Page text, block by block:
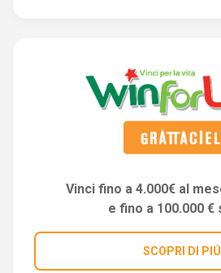
Vinci fino a 4.000€ al
e fino a 100.000 €
SCOPRI DI PIÚ